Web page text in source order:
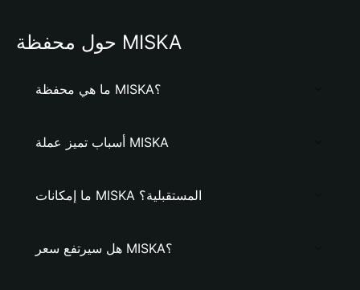
حول محفظة MISKA
ما هي محفظة MISKA؟
أسباب تميز عملة MISKA
ما إمكانات MISKA المستقبلية؟
هل سيرتفع سعر MISKA؟